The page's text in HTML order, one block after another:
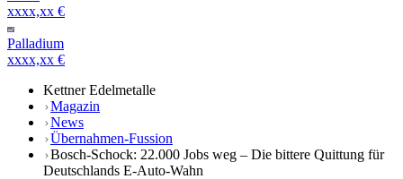
xxxx,xx €
Palladium
xxxx,xx €
Kettner Edelmetalle
Magazin
News
Übernahmen-Fussion
Bosch-Schock: 22.000 Jobs weg – Die bittere Quittung für
Deutschlands E-Auto-Wahn